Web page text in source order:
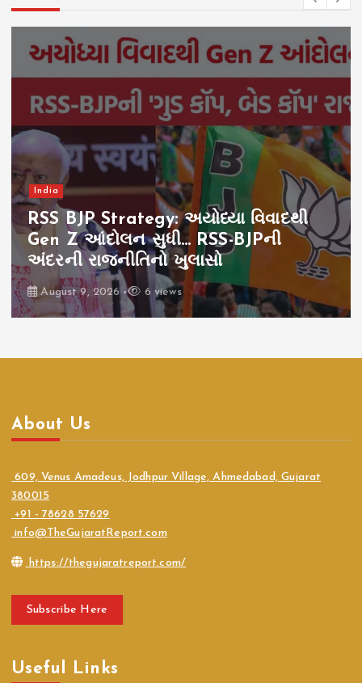
India
RSS BJP Strategy: અયોધ્યા વિવાદથી
Gen Z આંદોલન સુધી… RSS-BJPની
અંદરની રાજનીતિનો ખુલાસો
August 9, 2026 6 views
About Us
609, Venus Amadeus, Jodhpur Village, Ahmedabad, Gujarat
380015
+91 - 78628 57629
info@TheGujaratReport.com
https://thegujaratreport.com/
Subscribe Here
Useful Links